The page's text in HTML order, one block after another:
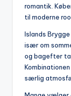
romantik.
til moderne
Islands
især om
og bagefter
særlig